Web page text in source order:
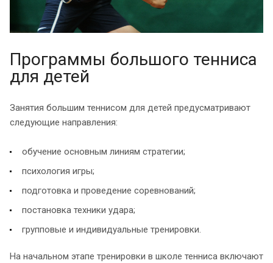
Программы большого тенниса
для детей
Занятия большим теннисом для детей предусматривают
следующие направления:
обучение основным линиям стратегии;
психология игры;
подготовка и проведение соревнований;
постановка техники удара;
групповые и индивидуальные тренировки.
На начальном этапе тренировки в школе тенниса включают